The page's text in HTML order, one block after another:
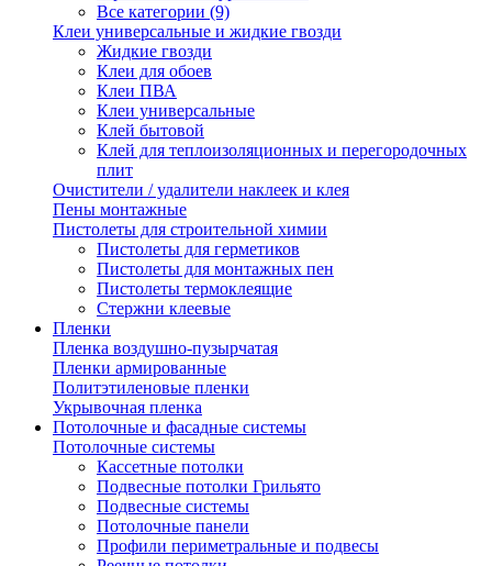
Все категории (9)
Клеи универсальные и жидкие гвозди
Жидкие гвозди
Клеи для обоев
Клеи ПВА
Клеи универсальные
Клей бытовой
Клей для теплоизоляционных и перегородочных
плит
Очистители / удалители наклеек и клея
Пены монтажные
Пистолеты для строительной химии
Пистолеты для герметиков
Пистолеты для монтажных пен
Пистолеты термоклеящие
Стержни клеевые
Пленки
Пленка воздушно-пузырчатая
Пленки армированные
Политэтиленовые пленки
Укрывочная пленка
Потолочные и фасадные системы
Потолочные системы
Кассетные потолки
Подвесные потолки Грильято
Подвесные системы
Потолочные панели
Профили периметральные и подвесы